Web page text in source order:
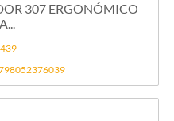
307 ERGONÓMICO